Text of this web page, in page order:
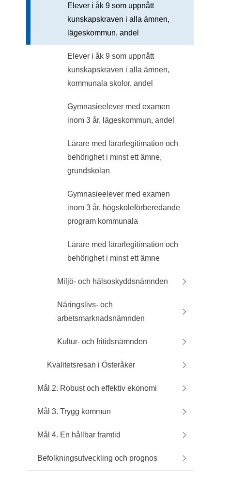
Elever i åk 9 som uppnått
kunskapskraven i alla ämnen,
lägeskommun, andel
Elever i åk 9 som uppnått
kunskapskraven i alla ämnen,
kommunala skolor, andel
Gymnasieelever med examen
inom 3 år, lägeskommun, andel
Lärare med lärarlegitimation och
behörighet i minst ett ämne,
grundskolan
Gymnasieelever med examen
inom 3 år, högskoleförberedande
program kommunala
Lärare med lärarlegitimation och
behörighet i minst ett ämne
Miljö- och hälsoskyddsnämnden
Näringslivs- och
arbetsmarknadsnämnden
Kultur- och fritidsnämnden
Kvalitetsresan i Österåker
Mål 2. Robust och effektiv ekonomi
Mål 3. Trygg kommun
Mål 4. En hållbar framtid
Befolkningsutveckling och prognos